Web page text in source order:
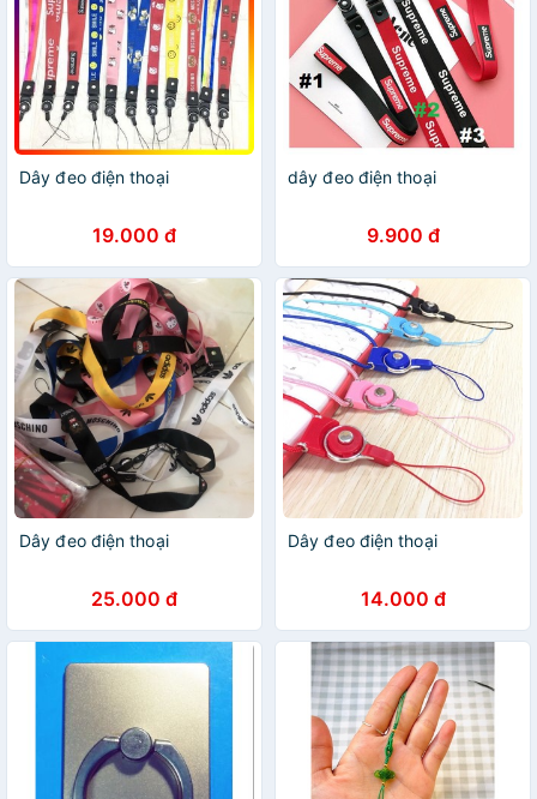
Dây đeo điện thoại
19.000 đ
dây đeo điện thoại
9.900 đ
Dây đeo điện thoại
25.000 đ
Dây đeo điện thoại
14.000 đ